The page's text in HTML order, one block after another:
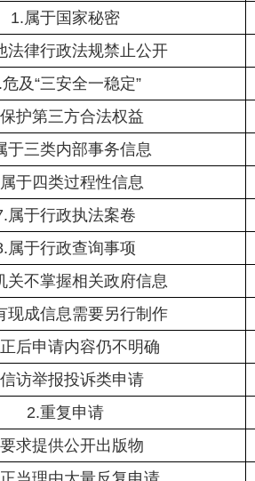
1.属于国家秘密
法律行政法规禁止公开
及“三安全一稳定”
护第三方合法权益
于三类内部事务信息
于四类过程性信息
属于行政执法案卷
属于行政查询事项
关不掌握相关政府信息
现成信息需要另行制作
后申请内容仍不明确
访举报投诉类申请
2.重复申请
求提供公开出版物